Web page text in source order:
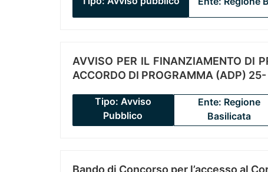
AVVISO PER IL FINANZIAMENTO DI
ACCORDO DI PROGRAMMA (ADP)
Tipo: Avviso
Pubblico
Ente: Regione
Basilicata
Bando di Concorso per l’accesso al